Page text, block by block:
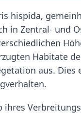
hispida,
in Zentral- und
Habitate
aus.
ihres